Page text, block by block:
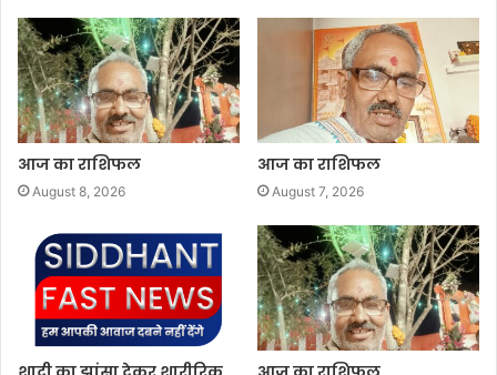
आज का राशिफल
August 8, 2026
आज का राशिफल
August 7, 2026